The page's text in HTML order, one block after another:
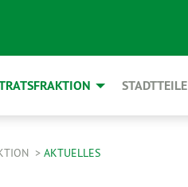
STADTTEILE
AKTUELLES